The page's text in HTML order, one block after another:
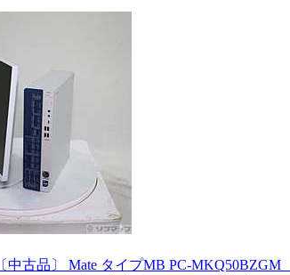
〔中古品〕 Mate タイプMB PC-MKQ50BZGM